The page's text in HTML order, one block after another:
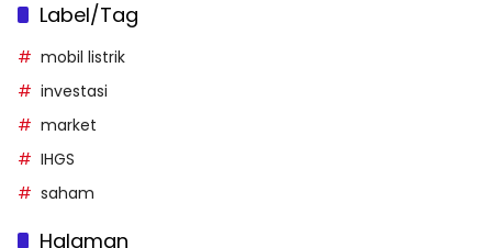
Label/Tag
mobil listrik
investasi
market
IHGS
saham
Halaman